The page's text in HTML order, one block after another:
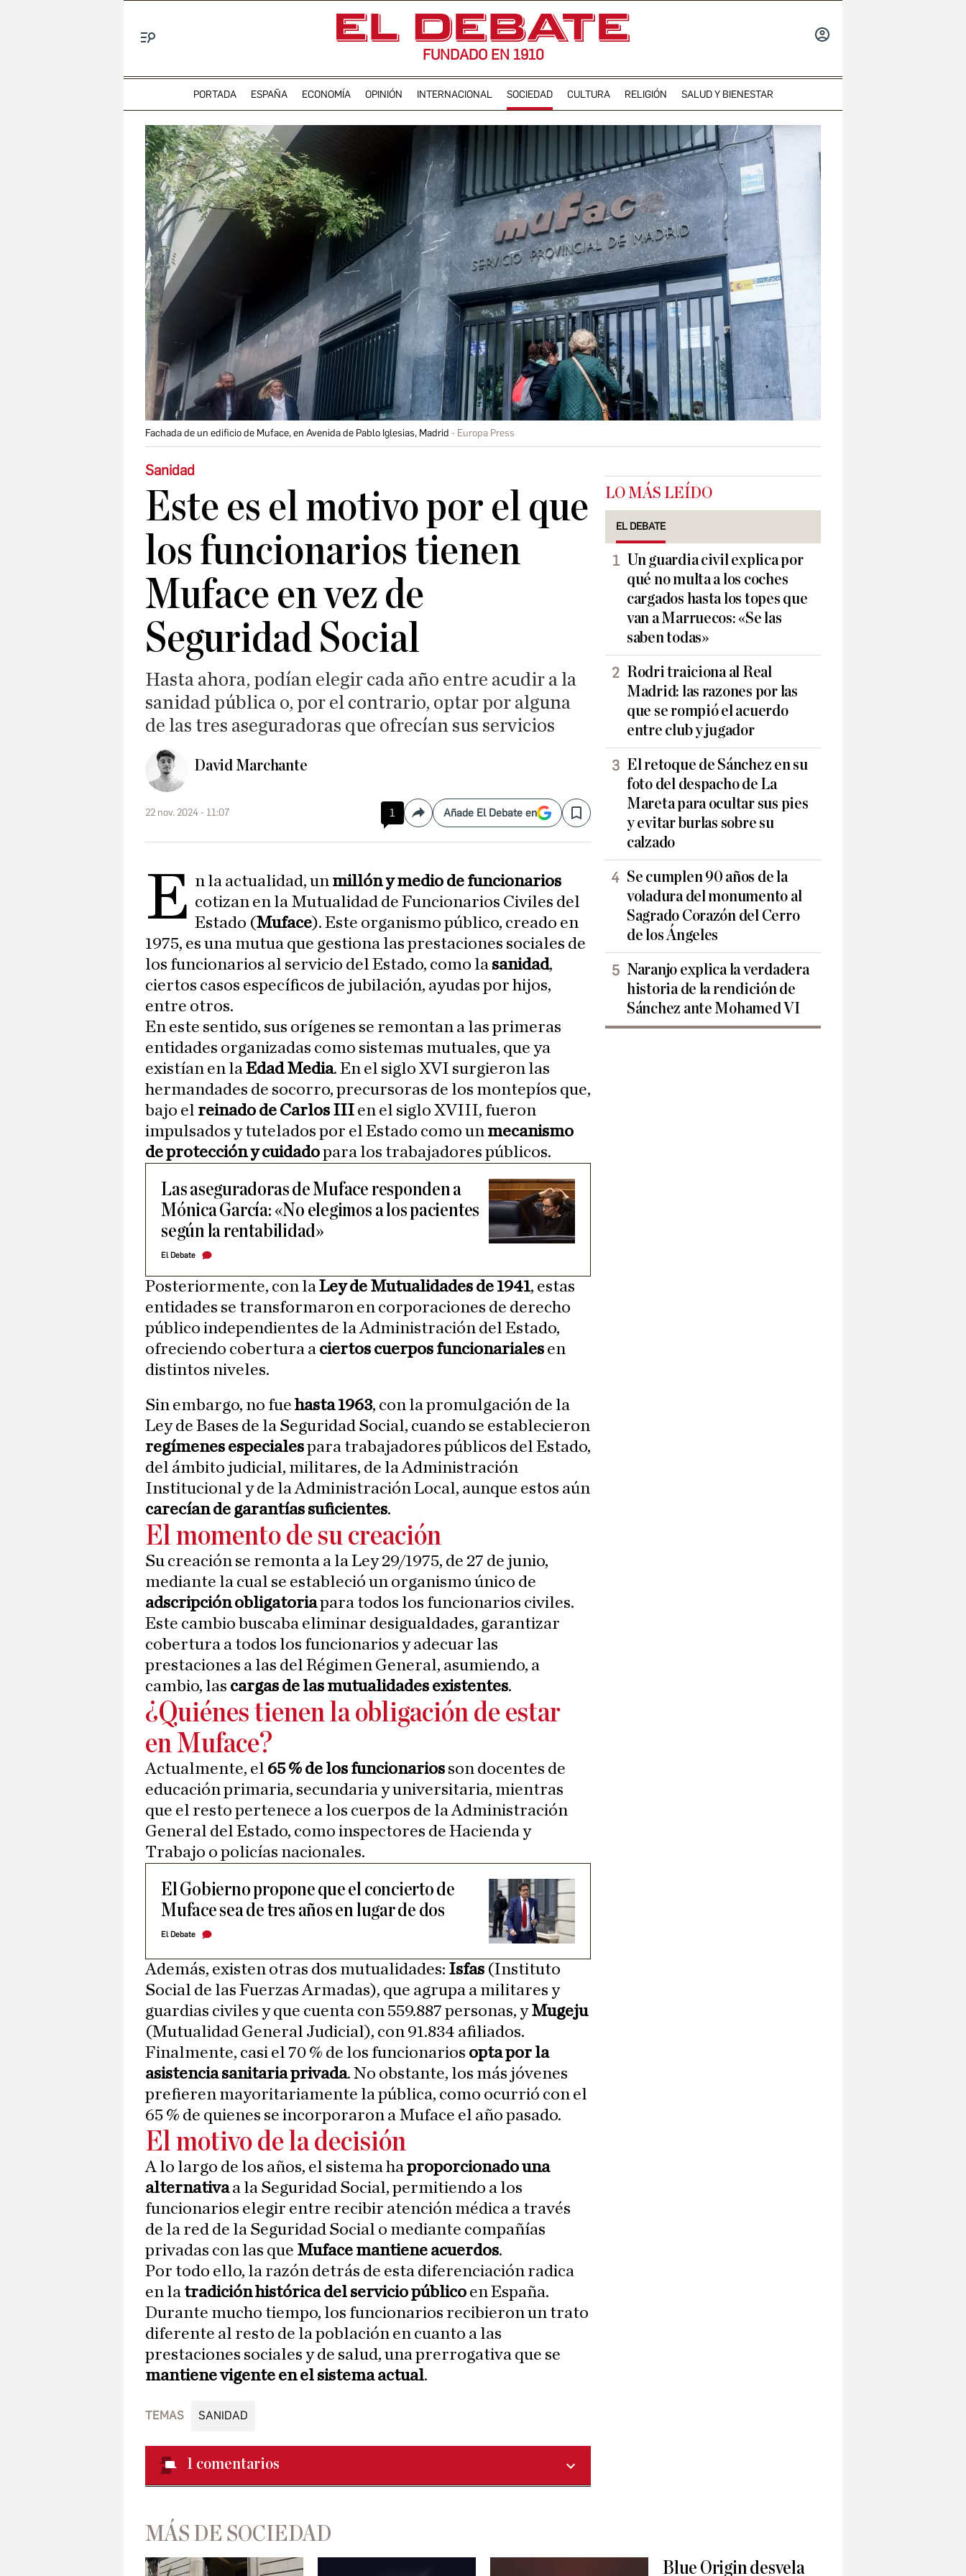
FUNDADO EN 1910
PORTADA ESPAÑA ECONOMÍA OPINIÓN INTERNACIONAL SOCIEDAD CULTURA RELIGIÓN SALUD Y BIENESTAR
Fachada de un edificio de Muface, en Avenida de Pablo Iglesias, Madrid Europa Press
Sanidad
Este es el motivo por el que
los funcionarios tienen
Muface en vez de
Seguridad Social
Hasta ahora, podían elegir cada año entre acudir a la
sanidad pública o, por el contrario, optar por alguna
de las tres aseguradoras que ofrecían sus servicios
David Marchante
22 nov. 2024 - 11:07 1 CompartirAñade El Debate en Save
E n la actualidad, un millón y medio de funcionarios
cotizan en la Mutualidad de Funcionarios Civiles del
Estado (Muface). Este organismo público, creado en
1975, es una mutua que gestiona las prestaciones sociales de
los funcionarios al servicio del Estado, como la sanidad,
ciertos casos específicos de jubilación, ayudas por hijos,
entre otros.
En este sentido, sus orígenes se remontan a las primeras
entidades organizadas como sistemas mutuales, que ya
existían en laEdad Media. En el siglo XVI surgieron las
hermandades de socorro, precursoras de los montepíos que,
bajo el reinado de Carlos III en el siglo XVIII, fueron
impulsados y tutelados por el Estado como un mecanismo
de protección y cuidadopara los trabajadores públicos.
Las aseguradoras de Muface responden a
Mónica García: «No elegimos a los pacientes
según la rentabilidad»
El Debate
Posteriormente, con laLey de Mutualidades de 1941, estas
entidades se transformaron en corporaciones de derecho
público independientes de la Administración del Estado,
ofreciendo cobertura a ciertos cuerpos funcionariales en
distintos niveles.
Sin embargo, no fue hasta 1963, con la promulgación de la
Ley de Bases de la Seguridad Social, cuando se establecieron
regímenes especialespara trabajadores públicos del Estado,
del ámbito judicial, militares, de la Administración
Institucional y de la Administración Local, aunque estos aún
carecían de garantías suficientes.
El momento de su creación
Su creación se remonta a la Ley 29/1975, de 27 de junio,
mediante la cual se estableció un organismo único de
adscripción obligatoriapara todos los funcionarios civiles.
Este cambio buscaba eliminar desigualdades, garantizar
cobertura a todos los funcionarios y adecuar las
prestaciones a las del Régimen General, asumiendo, a
cambio, las cargas de las mutualidades existentes.
¿Quiénes tienen la obligación de estar
en Muface?
Actualmente, el 65 % de los funcionarios son docentes de
educación primaria, secundaria y universitaria, mientras
que el resto pertenece a los cuerpos de la Administración
General del Estado, como inspectores de Hacienda y
Trabajo o policías nacionales.
El Gobierno propone que el concierto de
Muface sea de tres años en lugar de dos
El Debate
Además, existen otras dos mutualidades: Isfas (Instituto
Social de las Fuerzas Armadas), que agrupa a militares y
guardias civiles y que cuenta con 559.887 personas, yMugeju
(Mutualidad General Judicial), con 91.834 afiliados.
Finalmente, casi el 70 % de los funcionarios opta por la
asistencia sanitaria privada. No obstante, los más jóvenes
prefieren mayoritariamente la pública, como ocurrió con el
65 % de quienes se incorporaron a Muface el año pasado.
El motivo de la decisión
A lo largo de los años, el sistema haproporcionado una
alternativaa la Seguridad Social, permitiendo a los
funcionarios elegir entre recibir atención médica a través
de la red de la Seguridad Social o mediante compañías
privadas con las que Muface mantiene acuerdos.
Por todo ello, la razón detrás de esta diferenciación radica
en la tradición histórica del servicio público en España.
Durante mucho tiempo, los funcionarios recibieron un trato
diferente al resto de la población en cuanto a las
prestaciones sociales y de salud, una prerrogativa que se
mantiene vigente en el sistema actual.
TEMAS SANIDAD
1 comentarios
LO MÁS LEÍDO
EL DEBATE
Un guardia civil explica por
qué no multa a los coches
cargados hasta los topes que
van a Marruecos: «Se las
saben todas»
Rodri traiciona al Real
Madrid: las razones por las
que se rompió el acuerdo
entre club y jugador
El retoque de Sánchez en su
foto del despacho de La
Mareta para ocultar sus pies
y evitar burlas sobre su
calzado
Se cumplen 90 años de la
voladura del monumento al
Sagrado Corazón del Cerro
de los Ángeles
Naranjo explica la verdadera
historia de la rendición de
Sánchez ante Mohamed VI
MÁS DE SOCIEDAD
Blue Origin desvela